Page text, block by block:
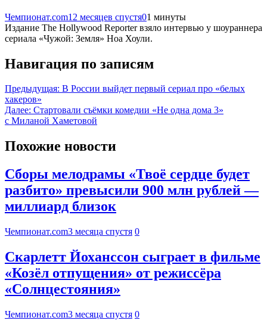
Чемпионат.com12 месяцев спустя01 минуты
Издание The Hollywood Reporter взяло интервью у шоураннера
сериала «Чужой: Земля» Ноа Хоули.
Навигация по записям
Предыдущая: В России выйдет первый сериал про «белых
хакеров»
Далее: Стартовали съёмки комедии «Не одна дома 3»
с Миланой Хаметовой
Похожие новости
Сборы мелодрамы «Твоё сердце будет
разбито» превысили 900 млн рублей —
миллиард близок
Чемпионат.com3 месяца спустя 0
Скарлетт Йоханссон сыграет в фильме
«Козёл отпущения» от режиссёра
«Солнцестояния»
Чемпионат.com3 месяца спустя 0